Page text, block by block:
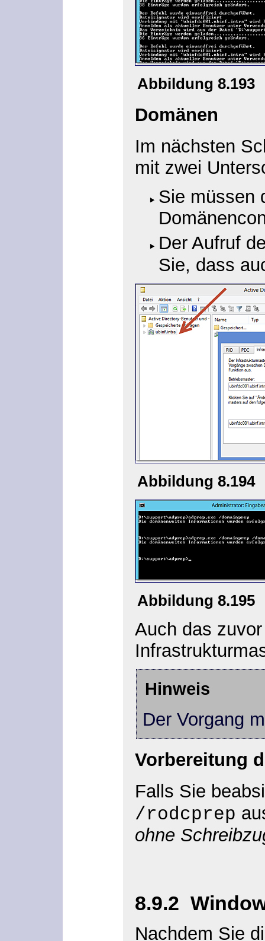
Abbildung 8.193
Domänen
Im nächsten
mit zwei
Sie müssen
Der Aufruf
Sie, dass
Abbildung 8.194
Abbildung 8.195
Auch das
Hinweis
Der Vorgang
Vorbereitung
Falls Sie
/rodcprep
ohne
8.9.2
Nachdem Sie